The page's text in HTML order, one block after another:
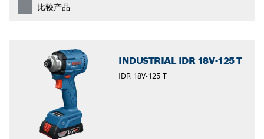
比较产品
INDUSTRIAL IDR 18V-125 T
IDR 18V-125 T